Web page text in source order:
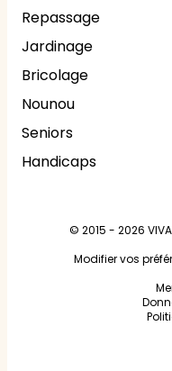
Repassage
Jardinage
Bricolage
Nounou
Seniors
Handicaps
© 2015 - 2026
Modifier vos